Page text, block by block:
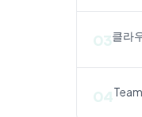
03클라
04